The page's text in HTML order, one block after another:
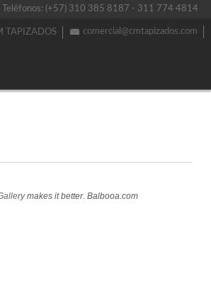
Teléfonos: (+57) 310 385 8187 - 311 774 4814
comercial@cmtapizados.com
TAPIZADOS
makes it better. Balbooa.com